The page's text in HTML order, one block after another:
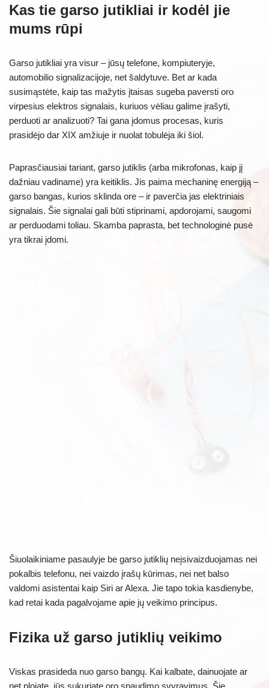
Kas tie garso jutikliai ir kodėl jie
mums rūpi
Garso jutikliai yra visur – jūsų telefone, kompiuteryje,
automobilio signalizacijoje, net šaldytuve. Bet ar kada
susimąstėte, kaip tas mažytis įtaisas sugeba paversti oro
virpesius elektros signalais, kuriuos vėliau galime įrašyti,
perduoti ar analizuoti? Tai gana įdomus procesas, kuris
prasidėjo dar XIX amžiuje ir nuolat tobulėja iki šiol.
Paprasčiausiai tariant, garso jutiklis (arba mikrofonas, kaip jį
dažniau vadiname) yra keitiklis. Jis paima mechaninę energiją –
garso bangas, kurios sklinda ore – ir paverčia jas elektriniais
signalais. Šie signalai gali būti stiprinami, apdorojami, saugomi
ar perduodami toliau. Skamba paprasta, bet technologinė pusė
yra tikrai įdomi.
Šiuolaikiniame pasaulyje be garso jutiklių neįsivaizduojamas nei
pokalbis telefonu, nei vaizdo įrašų kūrimas, nei net balso
valdomi asistentai kaip Siri ar Alexa. Jie tapo tokia kasdienybe,
kad retai kada pagalvojame apie jų veikimo principus.
Fizika už garso jutiklių veikimo
Viskas prasideda nuo garso bangų. Kai kalbate, dainuojate ar
net plojate, jūs sukuriate oro spaudimo svyravimus. Šie